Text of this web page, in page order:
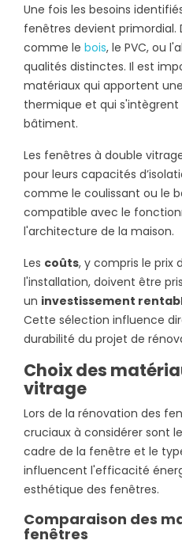
Une fois les besoins
fenêtres devient
comme le bois, le PVC, ou
qualités distinctes. Il est
matériaux qui apportent
thermique et qui
bâtiment.
Les fenêtres à double
pour leurs capacités
comme le coulissant ou le
compatible avec le
l'architecture de la maison.
Les coûts, y compris le prix
l'installation, doivent être
un investissement
Cette sélection influence
durabilité du projet de
Choix des
vitrage
Lors de la rénovation des
cruciaux à considérer sont
cadre de la fenêtre et le
influencent l'efficacité
esthétique des fenêtres.
Comparaison des
fenêtres